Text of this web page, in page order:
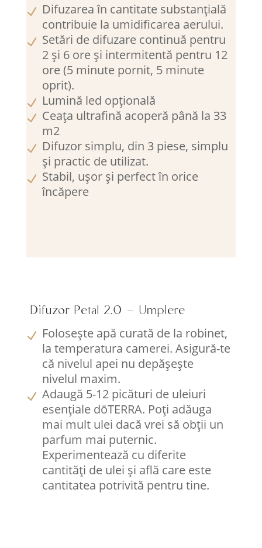
Difuzarea în cantitate substanțială
contribuie la umidificarea aerului.
Setări de difuzare continuă pentru
2 și 6 ore și intermitentă pentru 12
ore (5 minute pornit, 5 minute
oprit).
Lumină led opțională
Ceața ultrafină acoperă până la 33
m2
Difuzor simplu, din 3 piese, simplu
și practic de utilizat.
Stabil, ușor și perfect în orice
încăpere
Difuzor Petal 2.0 – Umplere
Folosește apă curată de la robinet,
la temperatura camerei. Asigură-te
că nivelul apei nu depășește
nivelul maxim.
Adaugă 5-12 picături de uleiuri
esențiale dōTERRA. Poți adăuga
mai mult ulei dacă vrei să obții un
parfum mai puternic.
Experimentează cu diferite
cantități de ulei și află care este
cantitatea potrivită pentru tine.